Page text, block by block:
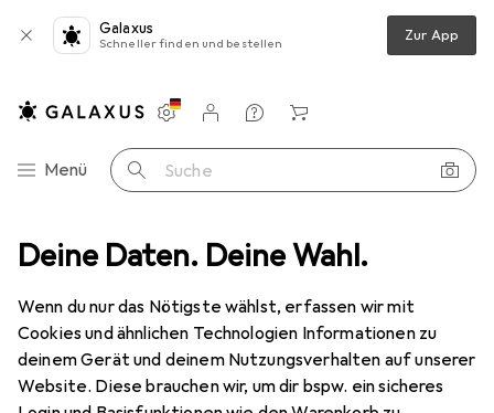
Deine Daten. Deine Wahl.
Wenn du nur das Nötigste wählst, erfassen wir mit
Cookies und ähnlichen Technologien Informationen zu
deinem Gerät und deinem Nutzungsverhalten auf unserer
Website. Diese brauchen wir, um dir bspw. ein sicheres
Galaxus
Schneller finden und bestellen Zur App
Navigation nach Kategorien
Menü Suche
Einstellungen
Kundenkonto
Vergleichslisten
Merklisten
Warenkorb
Teppiche Teppich Snapstyle Hochflor Velours Teppich Mona
5 Bilder
EUR
34,90